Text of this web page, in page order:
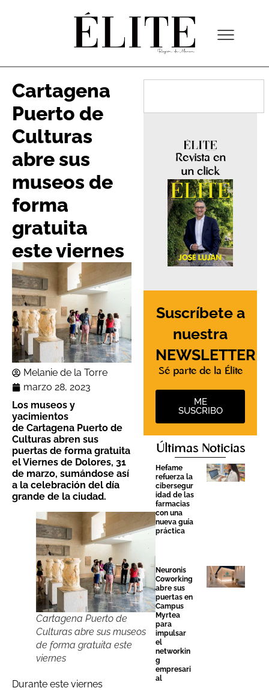
Cartagena
Puerto de
Culturas
abre sus
museos de
forma
gratuita
este viernes
Melanie de la Torre
marzo 28, 2023
Los museos y
yacimientos
de Cartagena Puerto de
Culturas abren sus
puertas de forma gratuita
el Viernes de Dolores, 31
de marzo, sumándose así
a la celebración del día
grande de la ciudad.
Cartagena Puerto de
Culturas abre sus museos
de forma gratuita este
viernes
Durante este viernes
Revista en
un click
Suscríbete a
nuestra
NEWSLETTER
Sé parte de la Élite
ME
SUSCRIBO
Últimas Noticias
Hefame
refuerza la
cibersegur
idad de las
farmacias
con una
nueva guía
práctica
Neuronis
Coworking
abre sus
puertas en
Campus
Myrtea
para
impulsar
el
networkin
g
empresari
al